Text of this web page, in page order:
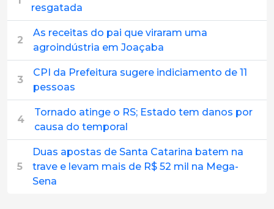
resgatada
2
As receitas do pai que viraram uma
agroindústria em Joaçaba
3
CPI da Prefeitura sugere indiciamento de 11
pessoas
4
Tornado atinge o RS; Estado tem danos por
causa do temporal
5
Duas apostas de Santa Catarina batem na
trave e levam mais de R$ 52 mil na Mega-
Sena